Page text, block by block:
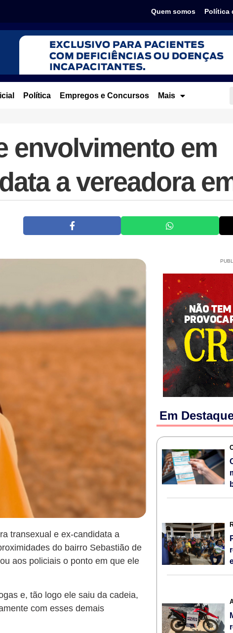
Quem somos Política
Política Empregos e Concursos Mais
envolvimento em
a vereadora
transexual e ex-candidata a
do bairro Sebastião de
aos policiais o ponto em que ele
e, tão logo ele saiu da cadeia,
com esses demais
Em